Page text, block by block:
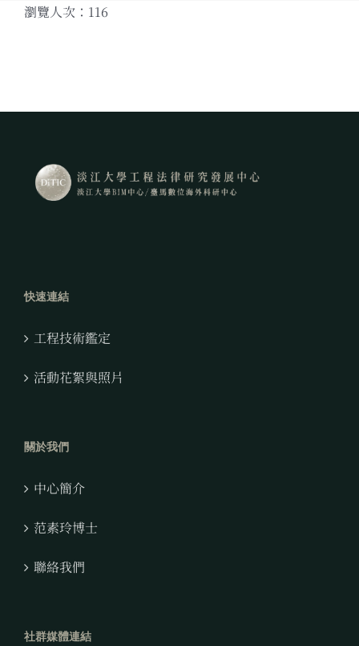
瀏覽人次：116
快速連結
工程技術鑑定
活動花絮與照片
關於我們
中心簡介
范素玲博士
聯絡我們
社群媒體連結